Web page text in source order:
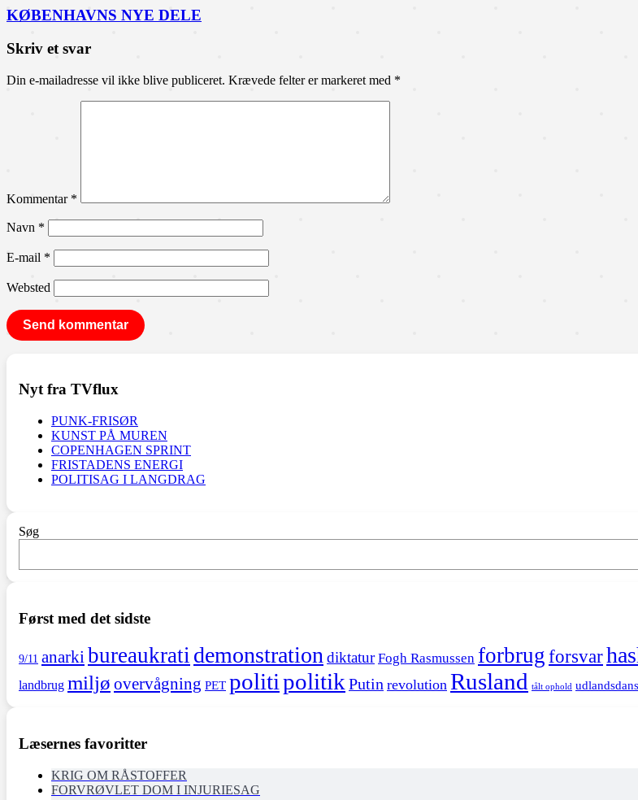
KØBENHAVNS NYE DELE
Skriv et svar
Din e-mailadresse vil ikke blive publiceret. Krævede felter er markeret med *
Kommentar *
Navn *
E-mail *
Websted
Nyt fra TVflux
PUNK-FRISØR
KUNST PÅ MUREN
COPENHAGEN SPRINT
FRISTADENS ENERGI
POLITISAG I LANGDRAG
Søg
Først med det sidste
9/11 anarki bureaukrati demonstrationdiktatur Fogh Rasmussen forbrugforsvar
landbrug miljø overvågning PET politipolitik Putin revolution Rusland tålt ophold
Læsernes favoritter
KRIG OM RÅSTOFFER
FORVRØVLET DOM I INJURIESAG